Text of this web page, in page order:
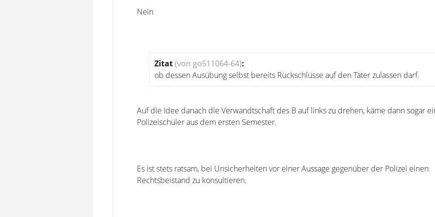
Nein
Zitat(von go511064-64):
ob dessen Ausübung selbst bereits Rückschlüsse auf den Täter zulassen darf.
Auf die Idee danach die Verwandtschaft des B auf links zu drehen, käme dann sogar
Polizeischüler aus dem ersten Semester.
Es ist stets ratsam, bei Unsicherheiten vor einer Aussage gegenüber der Polizei einen
Rechtsbeistand zu konsultieren.